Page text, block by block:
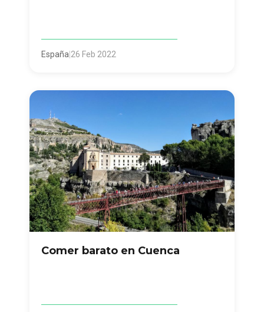
España 26 Feb 2022
Comer barato en Cuenca